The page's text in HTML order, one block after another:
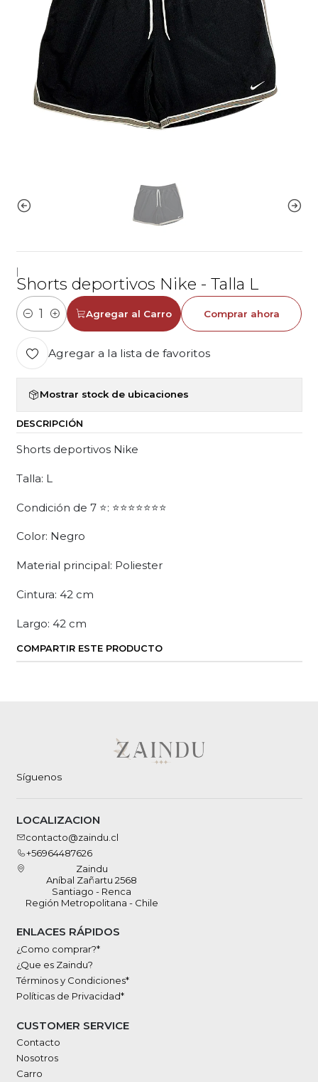
Shorts deportivos Nike - Talla L
Cantidad
Agregar al Carro Comprar ahora
Agregar a la lista de favoritos
Mostrar stock de ubicaciones
DESCRIPCIÓN
Shorts deportivos Nike
Talla: L
Condición de 7 ⭐: ⭐⭐⭐⭐⭐⭐⭐
Color: Negro
Material principal: Poliester
Cintura: 42 cm
Largo: 42 cm
COMPARTIR ESTE PRODUCTO
Síguenos
LOCALIZACION
contacto@zaindu.cl
+56964487626
Zaindu
Aníbal Zañartu 2568
Santiago - Renca
Región Metropolitana - Chile
ENLACES RÁPIDOS
¿Como comprar?*
¿Que es Zaindu?
Términos y Condiciones*
Políticas de Privacidad*
CUSTOMER SERVICE
Contacto
Nosotros
Carro